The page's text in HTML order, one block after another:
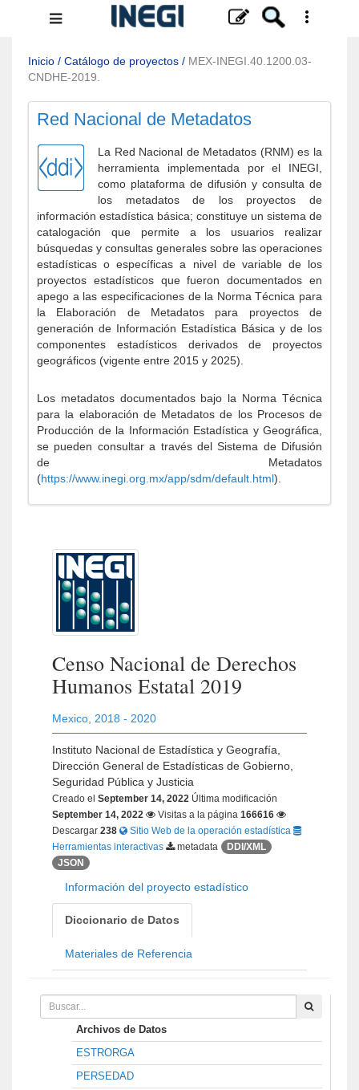
Menú
navegación
Inicio / Catálogo de proyectos / MEX-INEGI.40.1200.03-
CNDHE-2019.
Red Nacional de Metadatos
La Red Nacional de Metadatos (RNM) es la
herramienta implementada por el INEGI,
como plataforma de difusión y consulta de
los metadatos de los proyectos de
información estadística básica; constituye un sistema de
catalogación que permite a los usuarios realizar
búsquedas y consultas generales sobre las operaciones
estadísticas o específicas a nivel de variable de los
proyectos estadísticos que fueron documentados en
apego a las especificaciones de la Norma Técnica para
la Elaboración de Metadatos para proyectos de
generación de Información Estadística Básica y de los
componentes estadísticos derivados de proyectos
geográficos (vigente entre 2015 y 2025).
Los metadatos documentados bajo la Norma Técnica
para la elaboración de Metadatos de los Procesos de
Producción de la Información Estadística y Geográfica,
se pueden consultar a través del Sistema de Difusión
de Metadatos
(https://www.inegi.org.mx/app/sdm/default.html).
Censo Nacional de Derechos
Humanos Estatal 2019
Mexico 2018 - 2020
Instituto Nacional de Estadística y Geografía,
Dirección General de Estadísticas de Gobierno,
Seguridad Pública y Justicia
Creado el September 14, 2022 Última modificación
September 14, 2022
Visitas a la página 166616
Descargar 238
Sitio Web de la operación estadística
Herramientas interactivas
metadata
DDI/XML
JSON
Información del proyecto estadístico
Diccionario de Datos
Materiales de Referencia
Archivos de Datos
ESTRORGA
PERSEDAD